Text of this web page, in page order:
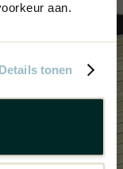
aan.
Details tonen